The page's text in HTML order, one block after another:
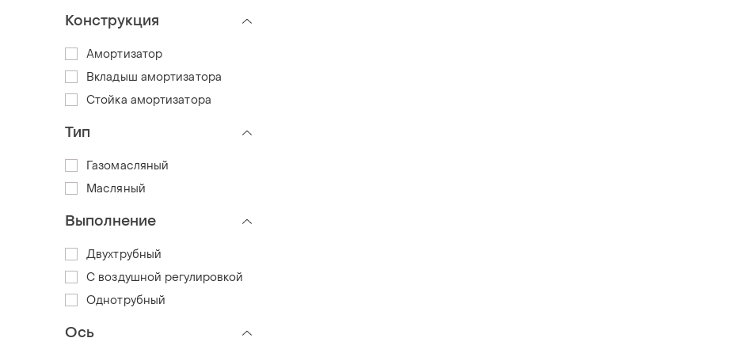
Конструкция
Амортизатор
Вкладыш амортизатора
Стойка амортизатора
Тип
Газомасляный
Масляный
Выполнение
Двухтрубный
С воздушной регулировкой
Однотрубный
Ось